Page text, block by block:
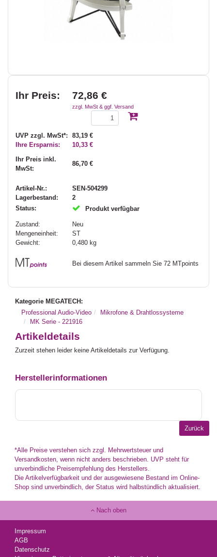
Ihr Preis: 72,86 €
zzgl. MwSt & ggf. Versand
UVP zzgl. MwSt*:
83,19 €
Ihre Ersparnis:
10,33 €
Ihr Preis inkl.
MwSt:
86,70 €
Artikel-Nr.:
SEN-504299
Lagerbestand:
2
Status:
Produkt verfügbar
Zustand:
Neu
Mengeneinheit:
ST
Gewicht:
0,480 kg
Bei diesem Artikel sammeln Sie 72 MTpoints
Kategorie MEGATECH:
Professional Audio-Video
Mikrofone & Drahtlossysteme
MK Serie - 221916
Artikeldetails
Zurzeit stehen leider keine Artikeldetails zur Verfügung.
Herstellerinformationen
*Alle Preise verstehen sich zzgl. Mehrwertsteuer und
Versandkosten, wenn nicht anders beschrieben. UVP steht für
unverbindliche Preisempfehlung des Herstellers.
Die Artikelverfügbarkeit und der ausgewiesene Bestand im Online-
Shop sind unverbindlich, der Status wird halbstündlich aktualisiert.
Nach oben
Impressum
AGB
Datenschutz